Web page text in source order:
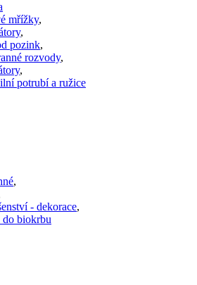
mřížky,
,
pozink,
rozvody,
,
potrubí a ružice
,
- dekorace,
do biokrbu